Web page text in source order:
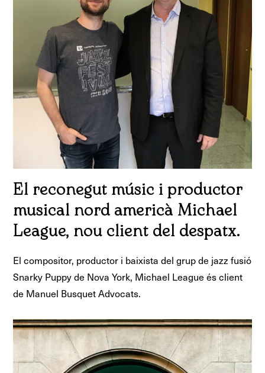
El reconegut músic i productor
musical nord americà Michael
League, nou client del despatx.
El compositor, productor i baixista del grup de jazz fusió
Snarky Puppy de Nova York, Michael League és client
de Manuel Busquet Advocats.